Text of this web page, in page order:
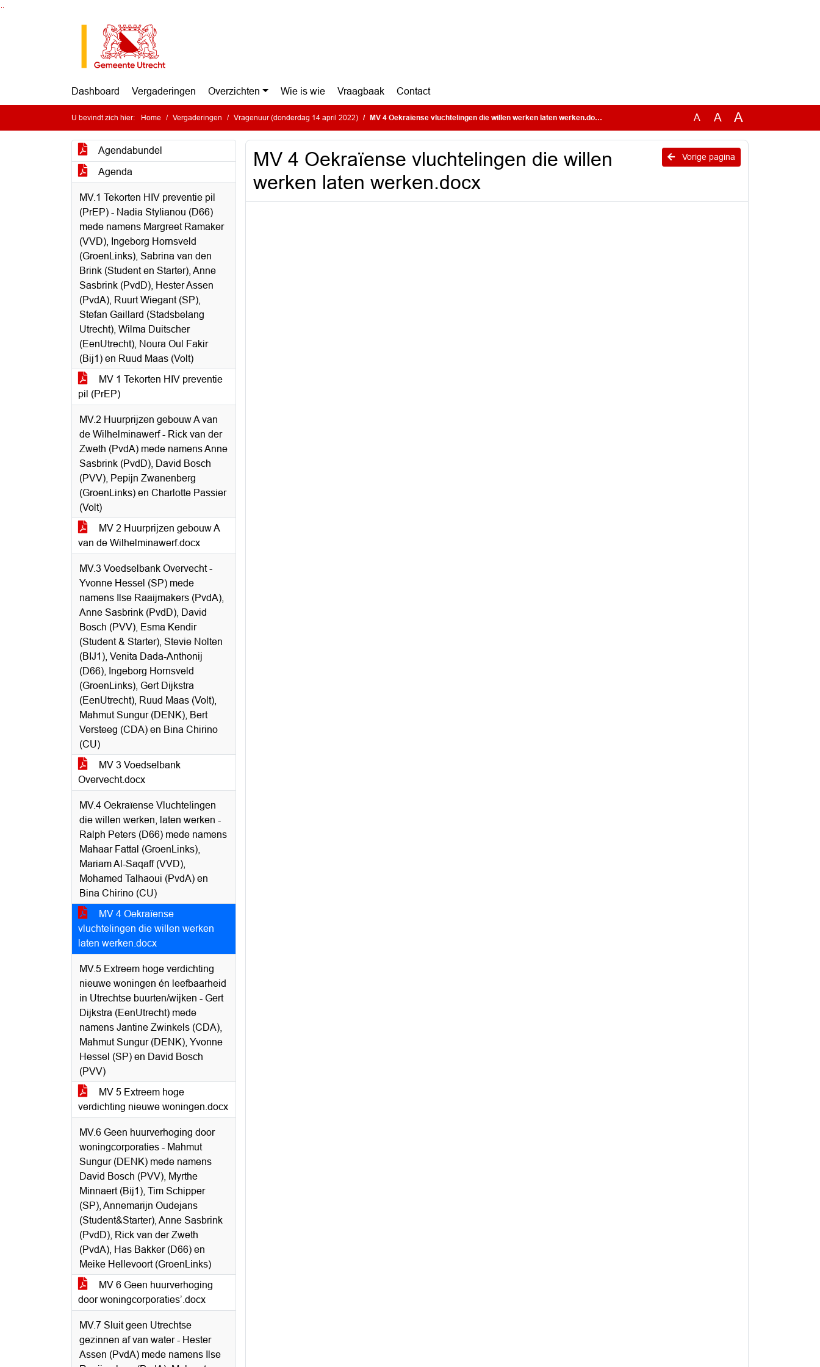
Dashboard Vergaderingen Overzichten Wie is wie Vraagbaak Contact
U bevindt zich hier: Home Vergaderingen Vragenuur (donderdag 14 april 2022) MV 4 Oekraïense vluchtelingen die willen werken laten werken.docx A A A
Agendabundel
Agenda
MV.1 Tekorten HIV preventie pil
(PrEP) - Nadia Stylianou (D66)
mede namens Margreet Ramaker
(VVD), Ingeborg Hornsveld
(GroenLinks), Sabrina van den
Brink (Student en Starter), Anne
Sasbrink (PvdD), Hester Assen
(PvdA), Ruurt Wiegant (SP),
Stefan Gaillard (Stadsbelang
Utrecht), Wilma Duitscher
(EenUtrecht), Noura Oul Fakir
(Bij1) en Ruud Maas (Volt)
MV 1 Tekorten HIV preventie
pil (PrEP)
MV.2 Huurprijzen gebouw A van
de Wilhelminawerf - Rick van der
Zweth (PvdA) mede namens Anne
Sasbrink (PvdD), David Bosch
(PVV), Pepijn Zwanenberg
(GroenLinks) en Charlotte Passier
(Volt)
MV 2 Huurprijzen gebouw A
van de Wilhelminawerf.docx
MV.3 Voedselbank Overvecht -
Yvonne Hessel (SP) mede
namens Ilse Raaijmakers (PvdA),
Anne Sasbrink (PvdD), David
Bosch (PVV), Esma Kendir
(Student & Starter), Stevie Nolten
(BIJ1), Venita Dada-Anthonij
(D66), Ingeborg Hornsveld
(GroenLinks), Gert Dijkstra
(EenUtrecht), Ruud Maas (Volt),
Mahmut Sungur (DENK), Bert
Versteeg (CDA) en Bina Chirino
(CU)
MV 3 Voedselbank
Overvecht.docx
MV.4 Oekraïense Vluchtelingen
die willen werken, laten werken -
Ralph Peters (D66) mede namens
Mahaar Fattal (GroenLinks),
Mariam Al-Saqaff (VVD),
Mohamed Talhaoui (PvdA) en
Bina Chirino (CU)
MV 4 Oekraïense
vluchtelingen die willen werken
laten werken.docx
MV.5 Extreem hoge verdichting
nieuwe woningen én leefbaarheid
in Utrechtse buurten/wijken - Gert
Dijkstra (EenUtrecht) mede
namens Jantine Zwinkels (CDA),
Mahmut Sungur (DENK), Yvonne
Hessel (SP) en David Bosch
(PVV)
MV 5 Extreem hoge
verdichting nieuwe woningen.docx
MV.6 Geen huurverhoging door
woningcorporaties - Mahmut
Sungur (DENK) mede namens
David Bosch (PVV), Myrthe
Minnaert (Bij1), Tim Schipper
(SP), Annemarijn Oudejans
(Student&Starter), Anne Sasbrink
(PvdD), Rick van der Zweth
(PvdA), Has Bakker (D66) en
Meike Hellevoort (GroenLinks)
MV 6 Geen huurverhoging
door woningcorporaties’.docx
MV.7 Sluit geen Utrechtse
gezinnen af van water - Hester
Assen (PvdA) mede namens Ilse
Vorige pagina
MV 4 Oekraïense vluchtelingen die willen
werken laten werken.docx